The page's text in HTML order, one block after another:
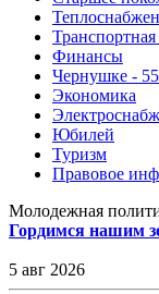
Финансы
Чернушке - 55
Экономика
Юбилей
Туризм
Правовое
Молодежная
Гордимся нашим
5 авг 2026